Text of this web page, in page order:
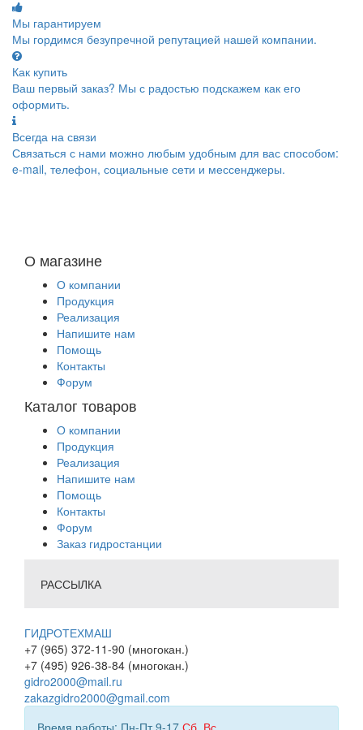
Мы гарантируем
Мы гордимся безупречной репутацией нашей компании.
Как купить
Ваш первый заказ? Мы с радостью подскажем как его
оформить.
Всегда на связи
Связаться с нами можно любым удобным для вас способом:
e-mail, телефон, социальные сети и мессенджеры.
О магазине
О компании
Продукция
Реализация
Напишите нам
Помощь
Контакты
Форум
Каталог товаров
О компании
Продукция
Реализация
Напишите нам
Помощь
Контакты
Форум
Заказ гидростанции
РАССЫЛКА
ГИДРОТЕХМАШ
+7 (965) 372-11-90 (многокан.)
+7 (495) 926-38-84 (многокан.)
gidro2000@mail.ru
zakazgidro2000@gmail.com